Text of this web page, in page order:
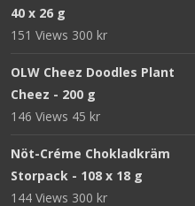
40 x 26 g
151 Views 300 kr
OLW Cheez Doodles Plant
Cheez - 200 g
146 Views 45 kr
Nöt-Créme Chokladkräm
Storpack - 108 x 18 g
144 Views 300 kr